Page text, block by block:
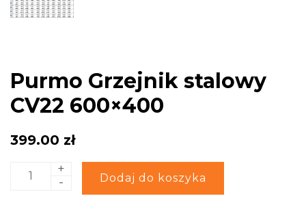
Purmo Grzejnik stalowy
CV22 600×400
399.00 zł
ilość
+
-
Dodaj do koszyka
Alternative: